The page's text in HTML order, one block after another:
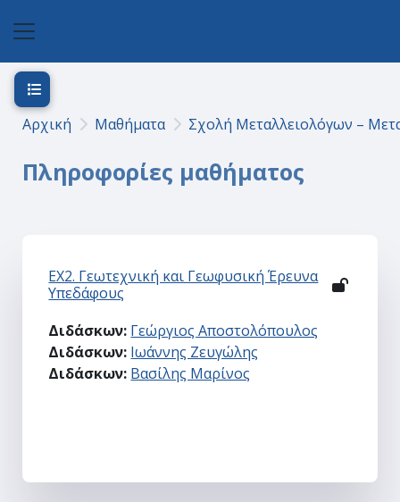
Αρχική Μαθήματα Σχολή Μεταλλειολόγων –
Πληροφορίες μαθήματος
Άνοιγμα ευρετηρίου μαθήματος
ΕΧ2. Γεωτεχνική και Γεωφυσική Έρευνα
Υπεδάφους
Διδάσκων: Γεώργιος Αποστολόπουλος
Διδάσκων: Ιωάννης Ζευγώλης
Διδάσκων: Βασίλης Μαρίνος